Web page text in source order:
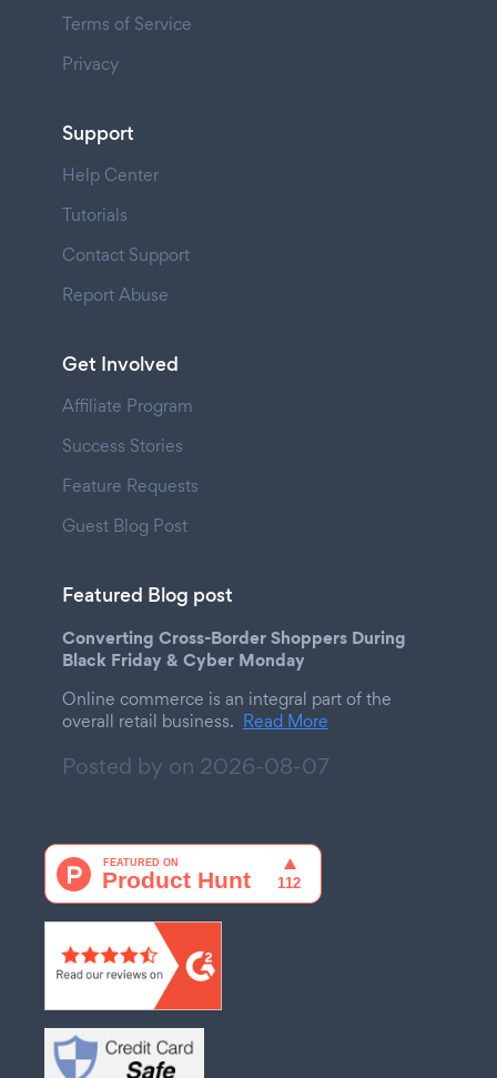
Terms of Service
Privacy
Support
Help Center
Tutorials
Contact Support
Report Abuse
Get Involved
Affiliate Program
Success Stories
Feature Requests
Guest Blog Post
Featured Blog post
Converting Cross-Border Shoppers During
Black Friday & Cyber Monday
Online commerce is an integral part of the
overall retail business. Read More
Posted by on 2026-08-07